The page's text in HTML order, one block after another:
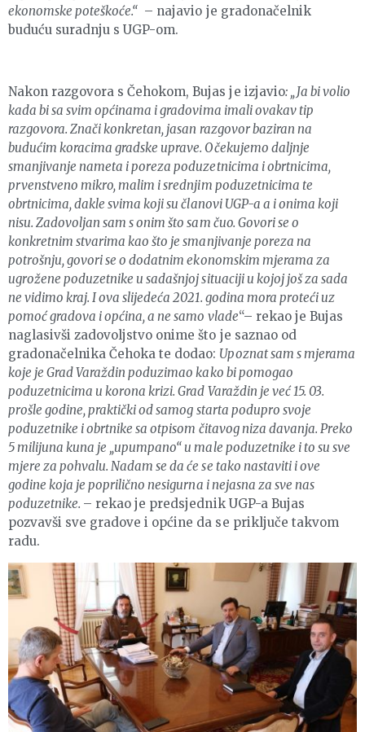
ekonomske poteškoće.“ – najavio je gradonačelnik
buduću suradnju s UGP-om.
Nakon razgovora s Čehokom, Bujas je izjavio: „Ja bi volio
kada bi sa svim općinama i gradovima imali ovakav tip
razgovora. Znači konkretan, jasan razgovor baziran na
budućim koracima gradske uprave. Očekujemo daljnje
smanjivanje nameta i poreza poduzetnicima i obrtnicima,
prvenstveno mikro, malim i srednjim poduzetnicima te
obrtnicima, dakle svima koji su članovi UGP-a a i onima koji
nisu. Zadovoljan sam s onim što sam čuo. Govori se o
konkretnim stvarima kao što je smanjivanje poreza na
potrošnju, govori se o dodatnim ekonomskim mjerama za
ugrožene poduzetnike u sadašnjoj situaciji u kojoj još za sada
ne vidimo kraj. I ova slijedeća 2021. godina mora proteći uz
pomoć gradova i općina, a ne samo vlade“– rekao je Bujas
naglasivši zadovoljstvo onime što je saznao od
gradonačelnika Čehoka te dodao: Upoznat sam s mjerama
koje je Grad Varaždin poduzimao kako bi pomogao
poduzetnicima u korona krizi. Grad Varaždin je već 15. 03.
prošle godine, praktički od samog starta podupro svoje
poduzetnike i obrtnike sa otpisom čitavog niza davanja. Preko
5 milijuna kuna je „upumpano“ u male poduzetnike i to su sve
mjere za pohvalu. Nadam se da će se tako nastaviti i ove
godine koja je poprilično nesigurna i nejasna za sve nas
poduzetnike. – rekao je predsjednik UGP-a Bujas
pozvavši sve gradove i općine da se priključe takvom
radu.